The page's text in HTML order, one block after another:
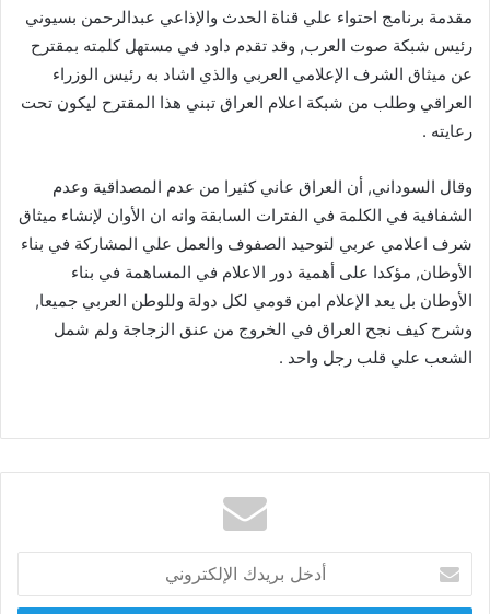
مقدمة برنامج احتواء علي قناة الحدث والإذاعي عبدالرحمن بسيوني
رئيس شبكة صوت العرب, وقد تقدم داود في مستهل كلمته بمقترح
عن ميثاق الشرف الإعلامي العربي والذي اشاد به رئيس الوزراء
العراقي وطلب من شبكة اعلام العراق تبني هذا المقترح ليكون تحت
رعايته .
وقال السوداني, أن العراق عاني كثيرا من عدم المصداقية وعدم
الشفافية في الكلمة في الفترات السابقة وانه ان الأوان لإنشاء ميثاق
شرف اعلامي عربي لتوحيد الصفوف والعمل علي المشاركة في بناء
الأوطان, مؤكدا على أهمية دور الاعلام في المساهمة في بناء
الأوطان بل يعد الإعلام امن قومي لكل دولة وللوطن العربي جميعا,
وشرح كيف نجح العراق في الخروج من عنق الزجاجة ولم شمل
الشعب علي قلب رجل واحد .
بريدك
الإلكتروني